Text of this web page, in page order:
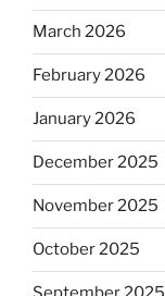
March 2026
February 2026
January 2026
December 2025
November 2025
October 2025